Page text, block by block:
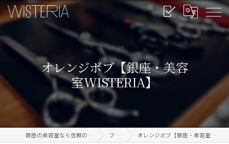
オレンジボブ【銀座・美容
室WISTERIA】
銀座の美容室なら信頼のWISTERIA ブログ オレンジボブ【銀座・美容室WISTERIA】